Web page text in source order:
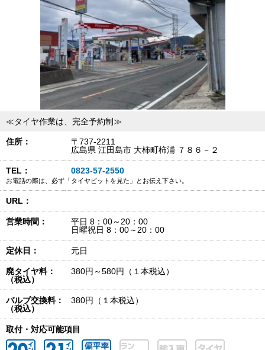
≪タイヤ作業は、完全予約制≫
住所：
〒737-2211
広島県 江田島市 大柿町柿浦 ７８６－２
TEL： 0823-57-2550
お電話の際は、必ず「タイヤピットを見た」とお伝え下さい。
URL：
営業時間：
平日 8：00～20：00
日曜祝日 8：00～20：00
定休日： 元日
廃タイヤ料：
（税込）
380円～580円（１本税込）
バルブ交換料：
（税込）
380円（１本税込）
取付・対応可能項目